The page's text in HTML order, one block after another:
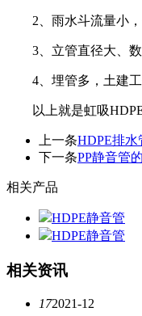
2、雨水斗流量小
3、立管直径大、
4、埋管多，土建
以上就是虹吸
上一条HDPE排水
下一条PP静音管
相关产品
HDPE静音管
HDPE静音管
相关资讯
172021-12